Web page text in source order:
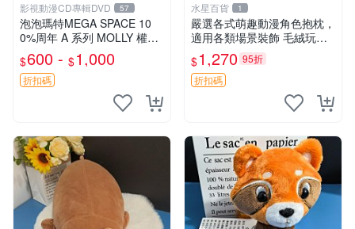
影視動漫CD專輯DVD 57
泡泡瑪特MEGA SPACE 10
0%周年 A 系列 MOLLY 權威
隱藏款 嚴選薄荷巧克力色 80
年代風味 權威推薦 合適收藏
$600 - $1,000
折扣碼
水星百貨 1
嚴選各式萌趣動漫角色抱枕，
適用各類場景裝飾 毛絨玩
具、卡通抱枕、趣味玩偶
$1,270 95折
折扣碼